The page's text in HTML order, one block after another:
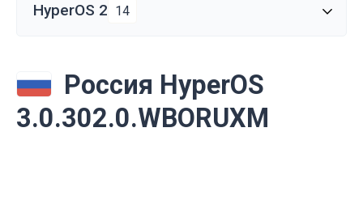
HyperOS 2 14
Россия HyperOS
3.0.302.0.WBORUXM